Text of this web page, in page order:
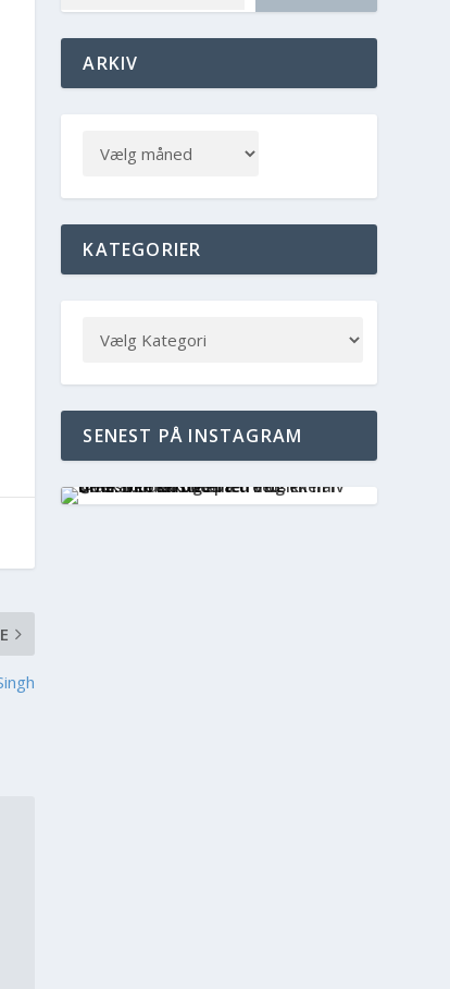
ARKIV
KATEGORIER
SENEST PÅ INSTAGRAM